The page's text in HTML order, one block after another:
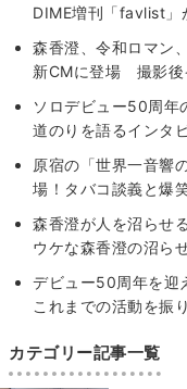
DIME増刊「favlist」
森香澄、令和ロマン
新CMに登場 撮影後
ソロデビュー50周年
道のりを語るインタ
原宿の「世界一音響
場！タバコ談義と爆
森香澄が人を沼らせ
ウケな森香澄の沼ら
デビュー50周年を迎
これまでの活動を振
カテゴリー記事一覧